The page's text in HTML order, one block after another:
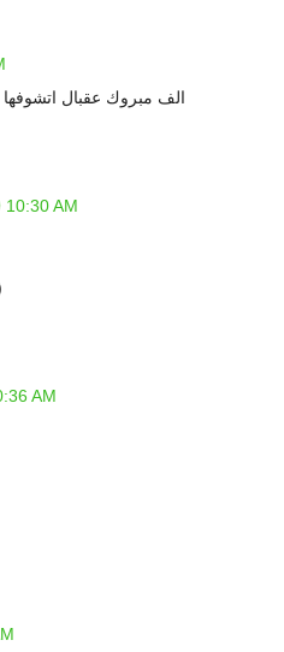
الف مبروك عقبال
10:30 AM
AM